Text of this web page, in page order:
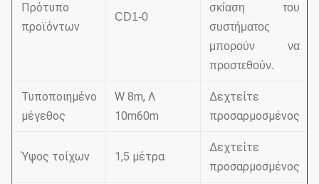
Πρότυπο
προϊόντων
CD1-0
σκίαση του
συστήματος
μπορούν να
προστεθούν.
Τυποποιημένο
μέγεθος
W 8m, Λ
10m60m
Δεχτείτε
προσαρμοσμένος
Ύψος τοίχων 1,5 μέτρα
Δεχτείτε
προσαρμοσμένος